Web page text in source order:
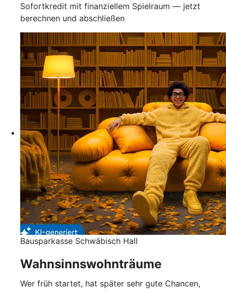
Sofortkredit mit finanziellem Spielraum — jetzt
berechnen und abschließen
Bausparkasse Schwäbisch Hall
Wahnsinnswohnträume
Wer früh startet, hat später sehr gute Chancen,